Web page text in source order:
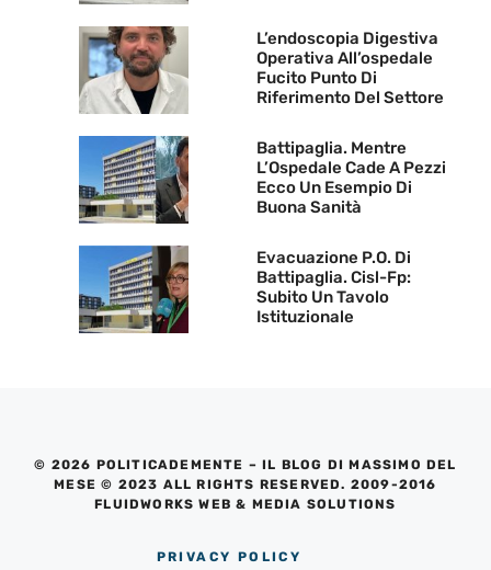
L’endoscopia Digestiva
Operativa All’ospedale
Fucito Punto Di
Riferimento Del Settore
Battipaglia. Mentre
L’Ospedale Cade A Pezzi
Ecco Un Esempio Di
Buona Sanità
Evacuazione P.O. Di
Battipaglia. Cisl-Fp:
Subito Un Tavolo
Istituzionale
© 2026 POLITICADEMENTE – IL BLOG DI MASSIMO DEL
MESE © 2023 ALL RIGHTS RESERVED. 2009-2016
FLUIDWORKS WEB & MEDIA SOLUTIONS
PRIVACY POLICY